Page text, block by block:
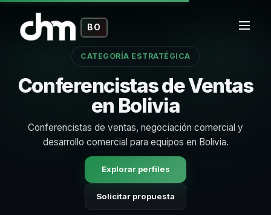
BO
CATEGORÍA ESTRATÉGICA
Conferencistas de Ventas
en Bolivia
Conferencistas de ventas, negociación comercial y
desarrollo comercial para equipos en Bolivia.
Explorar perfiles
Solicitar propuesta